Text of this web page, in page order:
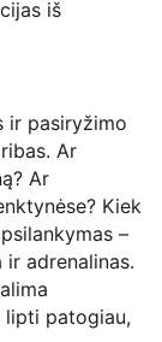
iš
ir pasiryžimo
Ar
Ar
Kiek
–
adrenalinas.
lipti patogiau,